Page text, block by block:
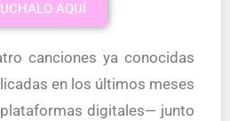
AQUÍ
canciones ya conocidas
en los últimos meses
digitales— junto